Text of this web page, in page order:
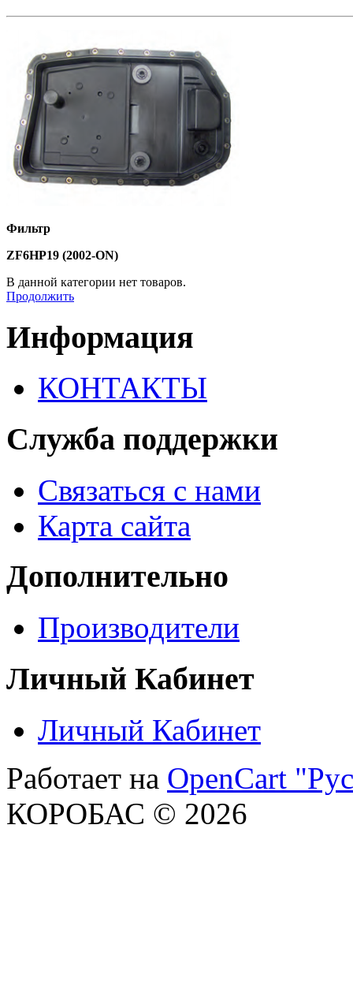
Фильтр
ZF6HP19 (2002-ON)
В данной категории нет товаров.
Продолжить
Информация
КОНТАКТЫ
Служба поддержки
Связаться с нами
Карта сайта
Дополнительно
Производители
Личный Кабинет
Личный Кабинет
Работает на OpenCart
КОРОБАС © 2026